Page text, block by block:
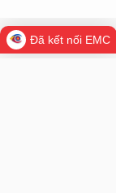
Đã kết nối EMC